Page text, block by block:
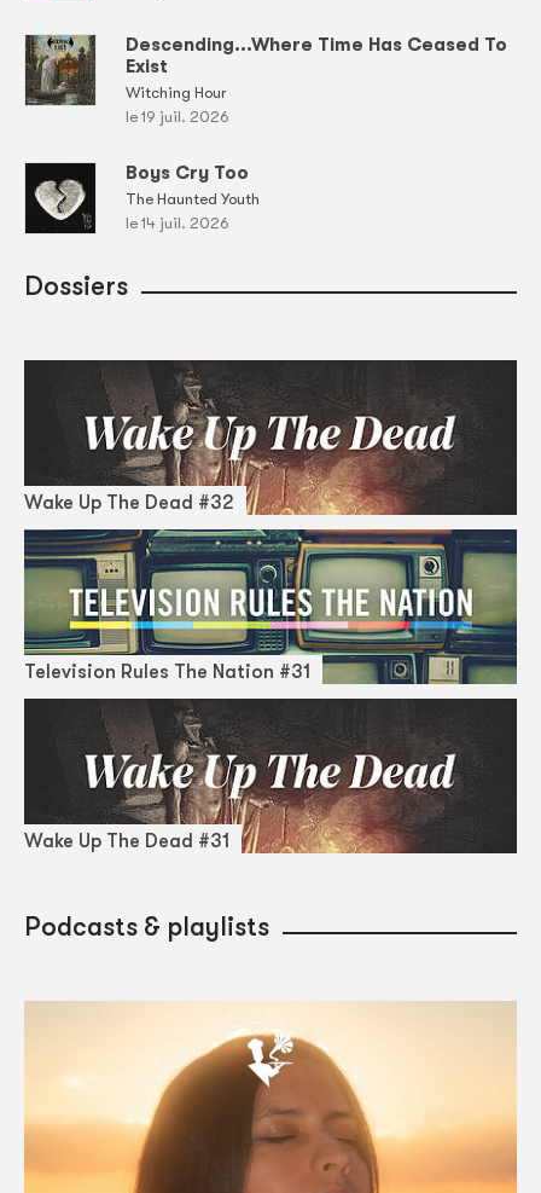
Descending...Where Time Has Ceased To
Exist
Witching Hour
le 19 juil. 2026
Boys Cry Too
The Haunted Youth
le 14 juil. 2026
Dossiers
Wake Up The Dead #32
Television Rules The Nation #31
Wake Up The Dead #31
Podcasts & playlists